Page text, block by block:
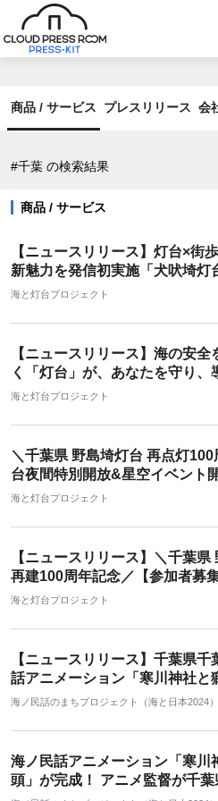
商品 / サービス プレスリリース 会
#千葉 の検索結果
商品 / サービス
【ニュースリリース】灯台×街
新魅力を発信初実施「犬吠埼灯
グ」に手応え
海と灯台プロジェクト
【ニュースリリース】海の安全
く「灯台」が、あなたを守り、
台ウィーク記念品「灯台御守印
海と灯台プロジェクト
＼千葉県 野島埼灯台 再点灯
台夜間特別開放&星空イベント
た！
海と灯台プロジェクト
【ニュースリリース】＼千葉県
再建100周年記念／【参加者募
特別開放&星空観察会イベント開
海と灯台プロジェクト
【ニュースリリース】千葉県千
話アニメーション「寒川神社と
ボ 「千葉市観光協会ラーメン」
が誕生！ 2025年2月1日(土) か
海ノ民話のまちプロジェクト（海と日本2024）
海ノ民話アニメーション「寒川
頭」が完成！ アニメ監督が千葉